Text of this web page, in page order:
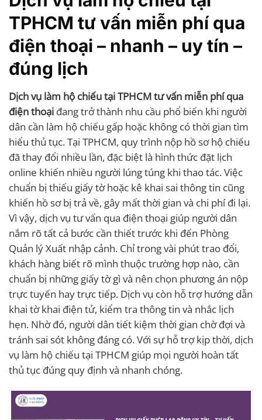
TPHCM tư vấn miễn phí qua
điện thoại – nhanh – uy tín –
đúng lịch
Dịch vụ làm hộ chiếu tại TPHCM tư vấn miễn phí qua
điện thoại đang trở thành nhu cầu phổ biến khi người
dân cần làm hộ chiếu gấp hoặc không có thời gian tìm
hiểu thủ tục. Tại TPHCM, quy trình nộp hồ sơ hộ chiếu
đã thay đổi nhiều lần, đặc biệt là hình thức đặt lịch
online khiến nhiều người lúng túng khi thao tác. Việc
chuẩn bị thiếu giấy tờ hoặc kê khai sai thông tin cũng
khiến hồ sơ bị trả về, gây mất thời gian và chi phí đi lại.
Vì vậy, dịch vụ tư vấn qua điện thoại giúp người dân
nắm rõ tất cả bước cần thiết trước khi đến Phòng
Quản lý Xuất nhập cảnh. Chỉ trong vài phút trao đổi,
khách hàng biết rõ mình thuộc trường hợp nào, cần
chuẩn bị những giấy tờ gì và nên chọn phương án nộp
trực tuyến hay trực tiếp. Dịch vụ còn hỗ trợ hướng dẫn
khai tờ khai điện tử, kiểm tra thông tin và nhắc lịch
hẹn. Nhờ đó, người dân tiết kiệm thời gian chờ đợi và
tránh sai sót không đáng có. Với sự hỗ trợ kịp thời, dịch
vụ làm hộ chiếu tại TPHCM giúp mọi người hoàn tất
thủ tục đúng quy định và nhanh chóng.